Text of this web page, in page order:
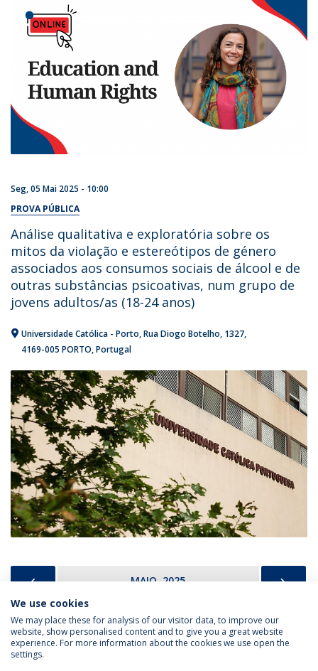
Seg, 05 Mai 2025 - 10:00
PROVA PÚBLICA
Análise qualitativa e exploratória sobre os
mitos da violação e estereótipos de género
associados aos consumos sociais de álcool e de
outras substâncias psicoativas, num grupo de
jovens adultos/as (18-24 anos)
Universidade Católica - Porto Rua Diogo Botelho, 1327
4169-005 PORTO Portugal
PREVIOUS MAIO, 2025
Política de Privacidade
Termos & Condições
We use cookies
We may place these for analysis of our visitor data, to improve our
website, show personalised content and to give you a great website
experience. For more information about the cookies we use open the
settings.